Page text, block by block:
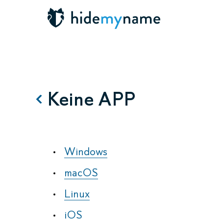
Keine APP
Windows
macOS
Linux
iOS